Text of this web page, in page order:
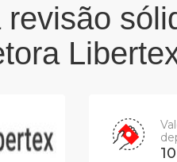
revisão